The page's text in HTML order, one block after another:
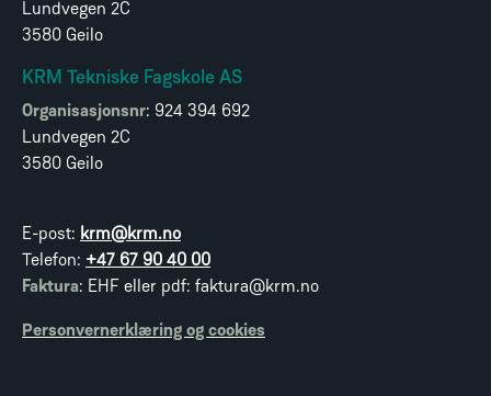
Lundvegen 2C
3580 Geilo
KRM Tekniske Fagskole AS
Organisasjonsnr: 924 394 692
Lundvegen 2C
3580 Geilo
E-post: krm@krm.no
Telefon: +47 67 90 40 00
Faktura: EHF eller pdf: faktura@krm.no
Personvernerklæring og cookies